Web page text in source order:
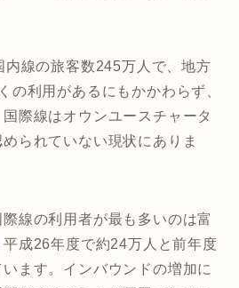
内線の旅客数245万人で、地方
の利用があるにもかかわらず、
際線はオウンユースチャータ
られていない現状にありま
線の利用者が最も多いのは富
成26年度で約24万人と前年度
ます。インバウンドの増加に